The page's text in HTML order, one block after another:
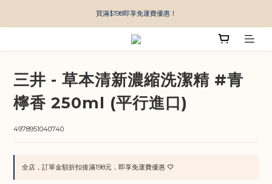
買滿$198即享免運費優惠！
三井 - 草本清新濃縮洗潔精 #青
檸香 250ml (平行進口)
4978951040740
全店，訂單金額折扣後滿198元，即享免運費優惠 ♡